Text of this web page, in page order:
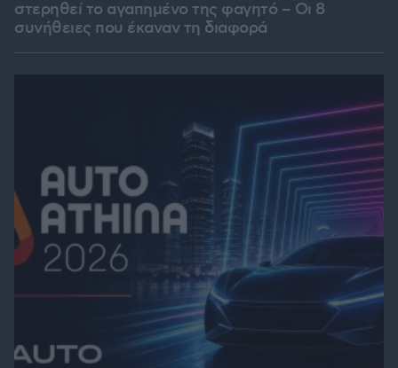
στερηθεί το αγαπημένο της φαγητό – Οι 8
συνήθειες που έκαναν τη διαφορά